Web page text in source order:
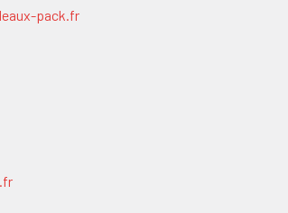
pack.fr